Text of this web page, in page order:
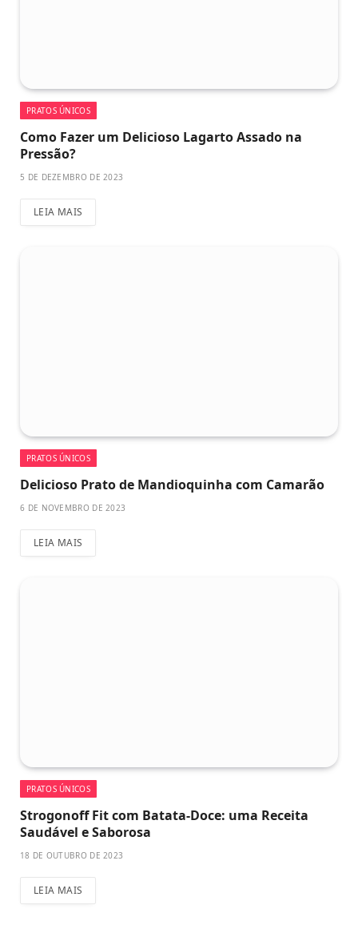
PRATOS ÚNICOS
Como Fazer um Delicioso Lagarto Assado na
Pressão?
5 DE DEZEMBRO DE 2023
LEIA MAIS
PRATOS ÚNICOS
Delicioso Prato de Mandioquinha com Camarão
6 DE NOVEMBRO DE 2023
LEIA MAIS
PRATOS ÚNICOS
Strogonoff Fit com Batata-Doce: uma Receita
Saudável e Saborosa
18 DE OUTUBRO DE 2023
LEIA MAIS